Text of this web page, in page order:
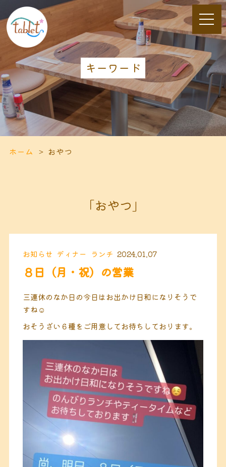
キーワード
ホーム おやつ
「おやつ」
お知らせ ディナー ランチ 2024.01.07
８日（月・祝）の営業
三連休のなか日の今日はお出かけ日和になりそうで
すね☺️
おそうざい６種をご用意してお待ちしております。